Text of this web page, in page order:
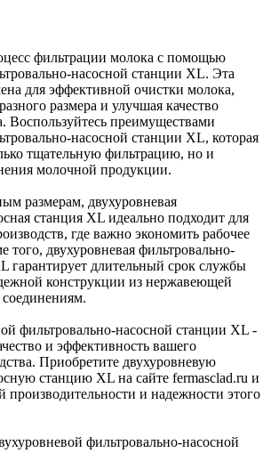
фильтрации молока с помощью
насосной станции XL. Эта
для эффективной очистки молока,
размера и улучшая качество
Воспользуйтесь преимуществами
насосной станции XL, которая
тщательную фильтрацию, но и
молочной продукции.
размерам, двухуровневая
станция XL идеально подходит для
где важно экономить рабочее
того, двухуровневая фильтровально-
гарантирует длительный срок службы
конструкции из нержавеющей
фильтровально-насосной станции XL -
и эффективность вашего
Приобретите двухуровневую
станцию XL на сайте fermasclad.ru и
производительности и надежности этого
фильтровально-насосной